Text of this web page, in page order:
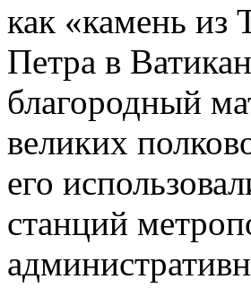
как «камень из
Петра в
благородный
великих
его
станций